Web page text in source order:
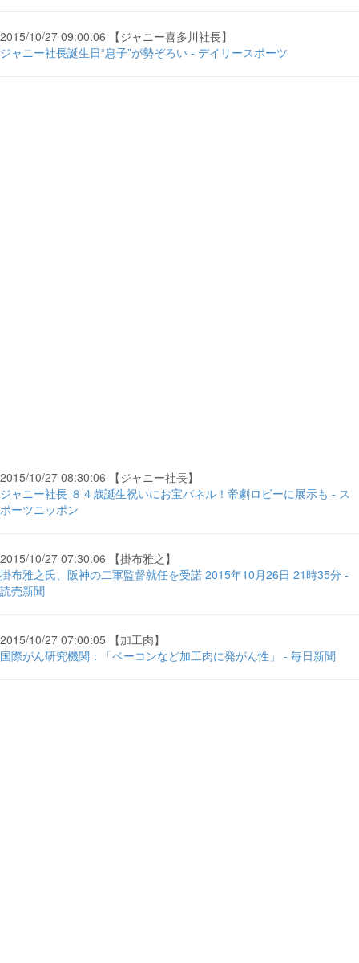
2015/10/27 09:00:06 【ジャニー喜多川社長】
ジャニー社長誕生日“息子”が勢ぞろい - デイリースポーツ
2015/10/27 08:30:06 【ジャニー社長】
ジャニー社長 ８４歳誕生祝いにお宝パネル！帝劇ロビーに展示も - ス
ポーツニッポン
2015/10/27 07:30:06 【掛布雅之】
掛布雅之氏、阪神の二軍監督就任を受諾 2015年10月26日 21時35分 -
読売新聞
2015/10/27 07:00:05 【加工肉】
国際がん研究機関：「ベーコンなど加工肉に発がん性」 - 毎日新聞